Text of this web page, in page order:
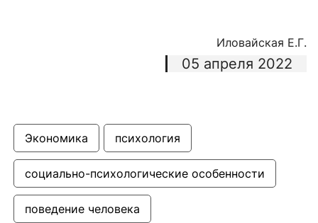
Иловайская Е.Г.
05 апреля 2022
Экономика психология
социально-психологические особенности
поведение человека